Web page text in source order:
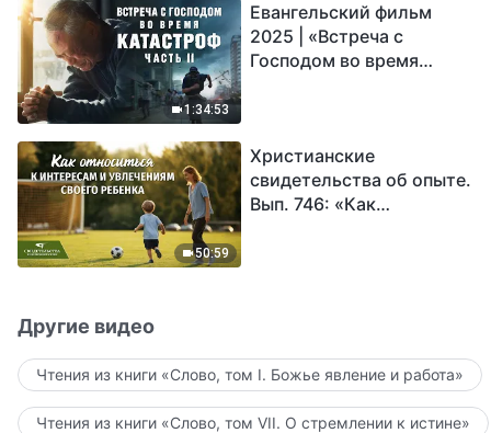
1:34:53
Евангельский фильм
2025 | «Встреча с
Господом во время
обрести Божье
спасение?
50:59
Христианские
свидетельства об опыте.
Вып. 746: «Как
Другие видео
Чтения из книги «Слово, том I. Божье явление и работа»
Чтения из книги «Слово, том VII. О стремлении к истине»